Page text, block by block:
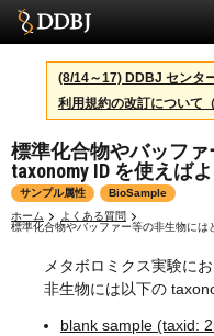
サービス
スパコン
統計
活動
センターについて
利用規約
(8/14～17) DDBJ センタ
利用規約の改訂について
標準化合物やバッフ
taxonomy ID を使えば
サンプル属性
BioSample
ホーム
よくある質問
標準化合物やバッファー等の非生物に
メタボロミクス実験に
非生物には以下の
blank sample (taxid: